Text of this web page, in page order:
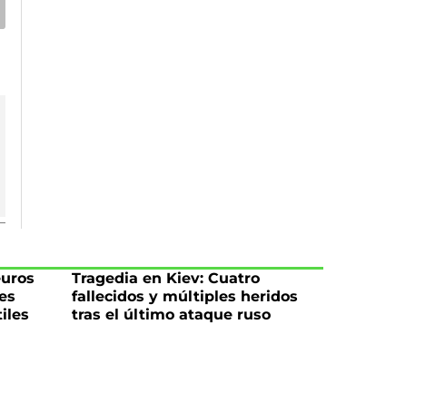
Tragedia en Kiev: Cuatro
fallecidos y múltiples heridos
tras el último ataque ruso